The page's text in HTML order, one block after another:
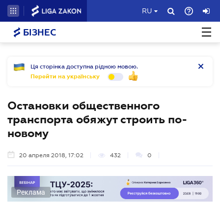
RU
БІЗНЕС
Ця сторінка доступна рідною мовою.
Перейти на українську
Остановки общественного
транспорта обяжут строить по-
новому
20 апреля 2018, 17:02 432 0
Реклама